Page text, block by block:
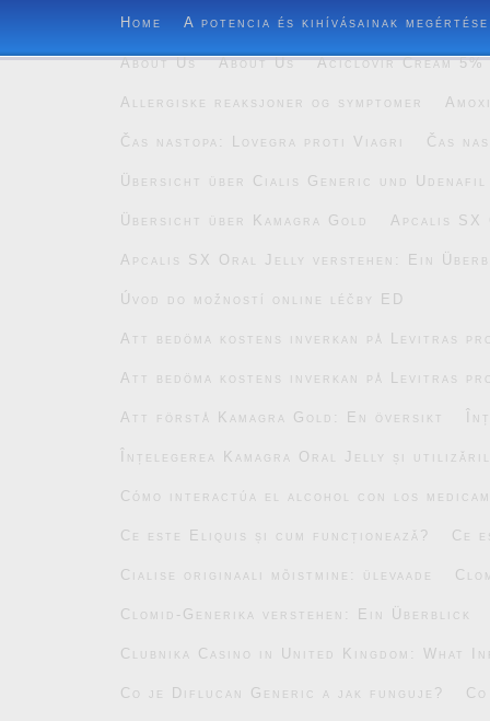
Home A potencia és kihívásainak megértése
About Us About Us Aciclovir Cream 5%
Allergiske reaksjoner og symptomer
Čas nastopa: Lovegra proti Viagri Čas
Übersicht über Cialis Generic und Udenafil
Übersicht über Kamagra Gold Apcalis
Apcalis SX Oral Jelly verstehen: Ein
Úvod do možností online léčby ED
Att bedöma kostens inverkan på Levitras
Att bedöma kostens inverkan på Levitras
Att förstå Kamagra Gold: En översikt
Înțelegerea Kamagra Oral Jelly și
Cómo interactúa el alcohol con los
Ce este Eliquis și cum funcționează? Ce
Cialise originaali mõistmine: ülevaade
Clomid-Generika verstehen: Ein Überblick
Clubnika Casino in United Kingdom: What
Co je Diflucan Generic a jak funguje?